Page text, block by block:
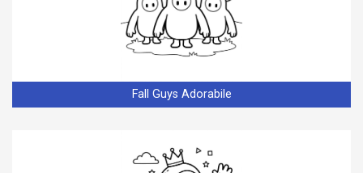
Fall Guys Adorabile